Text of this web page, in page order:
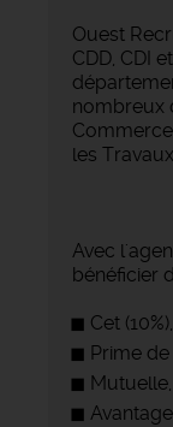
Ouest
CDD, CDI
nombreux
les
Avec
bénéficier
Cet (10%),
Prime
Mutuelle,